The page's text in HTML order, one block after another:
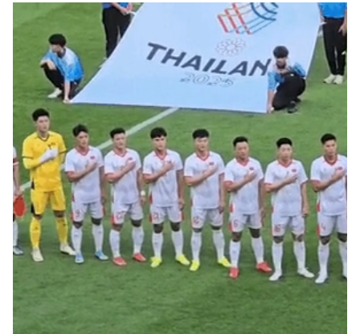
Theo dõi báo trên
Hotline
0906 645 777
Liên hệ quảng cáo
0908 780 404
Đặt báo Quảng cáo RSS Tòa soạn Chính sách bảo
Tổng biên tập: Nguyễn Ngọc Toàn
Phó tổng biên tập thường trực: Hải Thành
Phó tổng biên tập: Lâm Hiếu Dũng
Phó tổng biên tập: Trần Việt Hưng
Tổng thư ký tòa soạn: Đức Trung
Giấy phép xuất bản số 110/GP - BTTTT cấp ngày 24.3.2020
© 2003-2026 Bản quyền thuộc về Báo Thanh Niên. Cấm sao chép
dưới mọi hình thức nếu không có sự chấp thuận bằng văn bản.
Phát triển bởi ePi Technologies, JSC.